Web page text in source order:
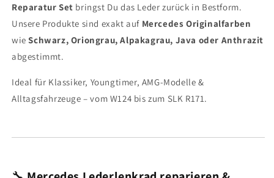
Reparatur Set bringst Du das Leder zurück in Bestform.
Unsere Produkte sind exakt auf Mercedes Originalfarben
wieSchwarz, Oriongrau, Alpakagrau, Java oder Anthrazit
abgestimmt.
Ideal für Klassiker, Youngtimer, AMG-Modelle &
Alltagsfahrzeuge – vom W124 bis zum SLK R171.